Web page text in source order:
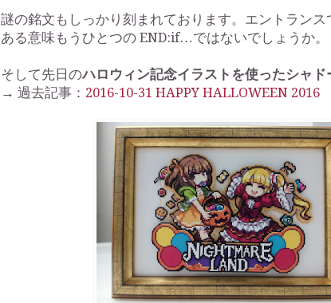
謎の銘文もしっかり刻まれております。エントランス
ある意味もうひとつの END:if…ではないでしょうか。
そして先日のハロウィン記念イラストを使ったシャド
→ 過去記事： 2016-10-31 HAPPY HALLOWEEN 2016